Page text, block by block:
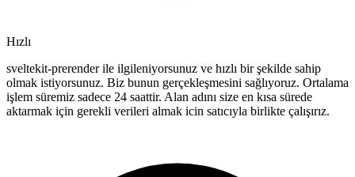
Hızlı
sveltekit-prerender ile ilgileniyorsunuz ve hızlı bir şekilde sahip
olmak istiyorsunuz. Biz bunun gerçekleşmesini sağlıyoruz. Ortalama
işlem süremiz sadece 24 saattir. Alan adını size en kısa sürede
aktarmak için gerekli verileri almak icin satıcıyla birlikte çalışırız.